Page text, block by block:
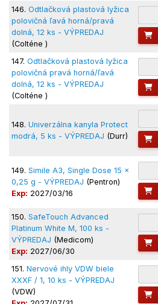
146. Odtlačková plastová lyžica
polovičná ľavá horná/pravá
dolná, 12 ks - VÝPREDAJ
(Colténe )
147. Odtlačková plastová lyžica
polovičná pravá horná/ľavá
dolná, 12 ks - VÝPREDAJ
(Colténe )
148. Univerzálna kanyla Protect
modrá, 5 ks - VÝPREDAJ (Durr)
149. Simile A3, Single Dose 15 x
0,25 g - VÝPREDAJ (Pentron)
Exp: 2027/03/16
150. SafeTouch Advanced
Platinum White M, 100 ks -
VÝPREDAJ (Medicom)
Exp: 2027/06/30
151. Nervové ihly VDW biele
XXXF / 1, 10 ks - VÝPREDAJ
(VDW)